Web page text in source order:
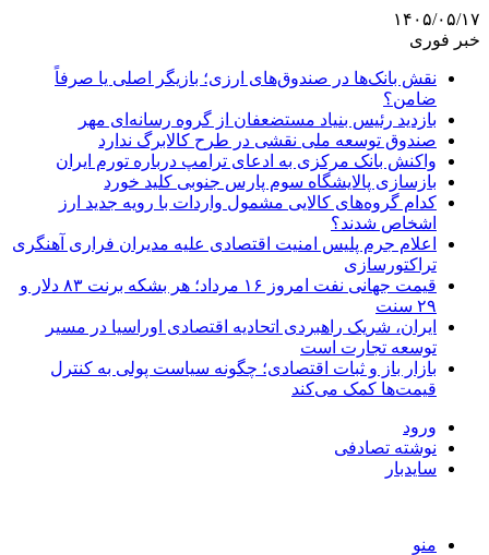
۱۴۰۵/۰۵/۱۷
خبر فوری
نقش بانک‌ها در صندوق‌های ارزی؛ بازیگر اصلی یا صرفاً
ضامن؟
بازدید رئیس بنیاد مستضعفان از گروه رسانه‌ای مهر
صندوق توسعه ملی نقشی در طرح کالابرگ ندارد
واکنش بانک مرکزی به ادعای ترامپ درباره تورم ایران
بازسازی پالایشگاه سوم پارس جنوبی کلید خورد
کدام گروه‌های کالایی مشمول واردات با رویه جدید ارز
اشخاص شدند؟
اعلام جرم پلیس امنیت اقتصادی علیه مدیران فراری آهنگری
تراکتورسازی
قیمت جهانی نفت امروز ۱۶ مرداد؛ هر بشکه برنت ۸۳ دلار و
۲۹ سنت
ایران، شریک راهبردی اتحادیه اقتصادی اوراسیا در مسیر
توسعه تجارت است
بازار باز و ثبات اقتصادی؛ چگونه سیاست پولی به کنترل
قیمت‌ها کمک می‌کند
ورود
نوشته تصادفی
سایدبار
منو